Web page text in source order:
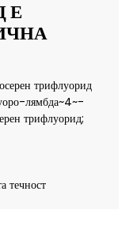
Е
трифлуорид
лямбда~4~-
трифлуорид;
течност